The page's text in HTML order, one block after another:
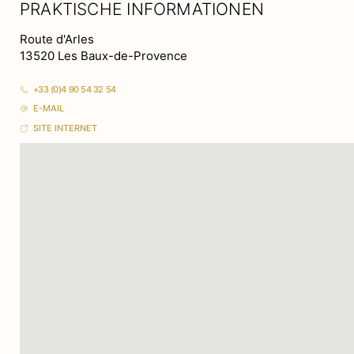
PRAKTISCHE INFORMATIONEN
Route d'Arles
13520 Les Baux-de-Provence
+33 (0)4 90 54 32 54
E-MAIL
SITE INTERNET